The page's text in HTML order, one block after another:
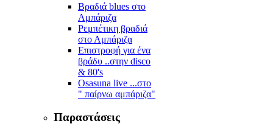
Βραδιά blues στο
Αμπάριζα
Ρεμπέτικη βραδιά
στο Αμπάριζα
Επιστροφή για ένα
βράδυ ..στην disco
& 80's
Osasuna live ...στο
" παίρνω αμπάριζα"
Παραστάσεις